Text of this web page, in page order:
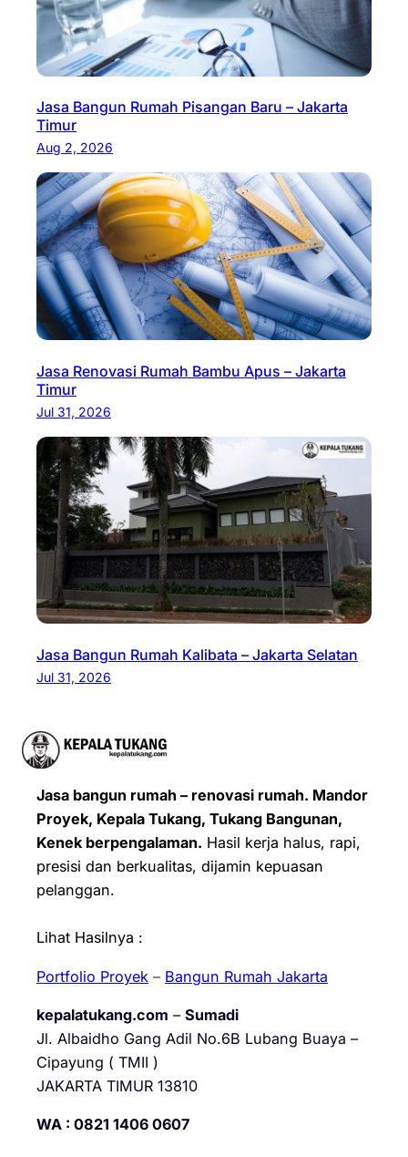
Jasa Bangun Rumah Pisangan Baru – Jakarta
Timur
Aug 2, 2026
Jasa Renovasi Rumah Bambu Apus – Jakarta
Timur
Jul 31, 2026
Jasa Bangun Rumah Kalibata – Jakarta Selatan
Jul 31, 2026
Jasa bangun rumah – renovasi rumah. Mandor
Proyek, Kepala Tukang, Tukang Bangunan,
Kenek berpengalaman. Hasil kerja halus, rapi,
presisi dan berkualitas, dijamin kepuasan
pelanggan.
Lihat Hasilnya :
Portfolio Proyek – Bangun Rumah Jakarta
kepalatukang.com – Sumadi
Jl. Albaidho Gang Adil No.6B Lubang Buaya –
Cipayung ( TMII )
JAKARTA TIMUR 13810
WA : 0821 1406 0607